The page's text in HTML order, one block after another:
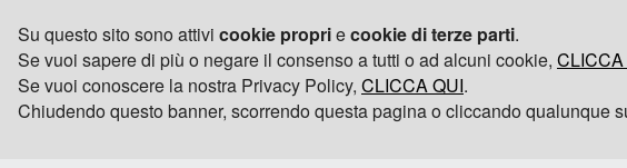
Su questo sito sono attivi cookie propriecookie di terze parti.
Se vuoi sapere di più o negare il consenso a tutti o ad alcuni cookie, CLICCA
Se vuoi conoscere la nostra Privacy Policy, CLICCA QUI.
Chiudendo questo banner, scorrendo questa pagina o cliccando qualunque